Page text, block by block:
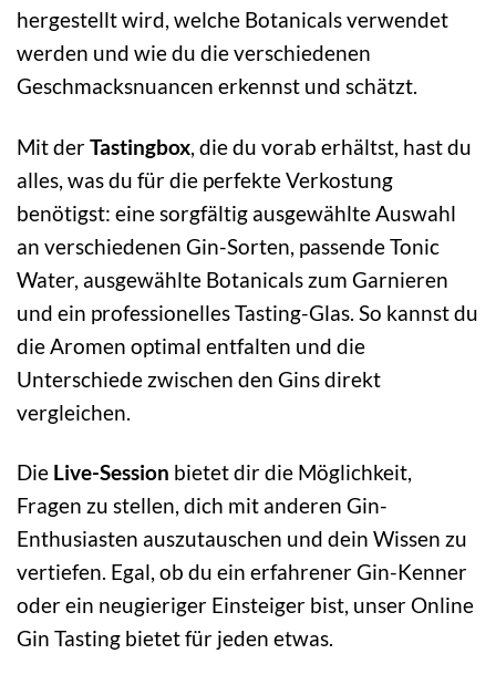
hergestellt wird, welche Botanicals verwendet
werden und wie du die verschiedenen
Geschmacksnuancen erkennst und schätzt.
Mit derTastingbox , die du vorab erhältst, hast du
alles, was du für die perfekte Verkostung
benötigst: eine sorgfältig ausgewählte Auswahl
an verschiedenen Gin-Sorten, passende Tonic
Water, ausgewählte Botanicals zum Garnieren
und ein professionelles Tasting-Glas. So kannst du
die Aromen optimal entfalten und die
Unterschiede zwischen den Gins direkt
vergleichen.
Die Live-Session bietet dir die Möglichkeit,
Fragen zu stellen, dich mit anderen Gin-
Enthusiasten auszutauschen und dein Wissen zu
vertiefen. Egal, ob du ein erfahrener Gin-Kenner
oder ein neugieriger Einsteiger bist, unser Online
Gin Tasting bietet für jeden etwas.